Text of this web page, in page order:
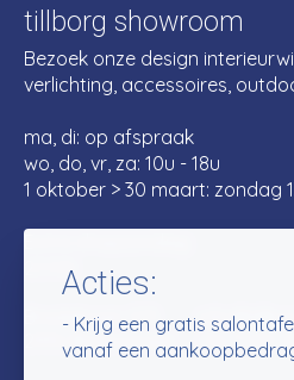
tillborg showroom
Bezoek onze design
verlichting, accessoires,
ma, di: op afspraak
wo, do, vr, za: 10u - 18u
1 oktober > 30 maart: zondag
27/09
Bredabaan 575
2930 Brasschaat
+32 3 501
Acties:
- Krijg een gratis
vanaf een